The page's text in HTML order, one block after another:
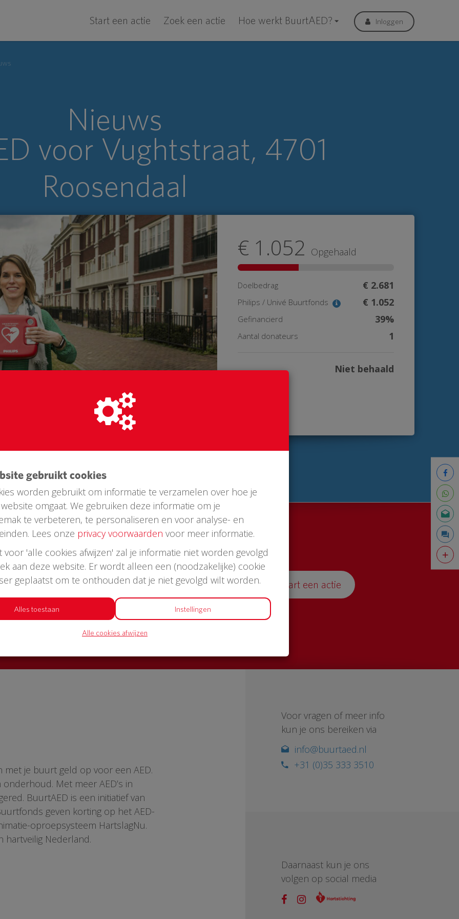
Start een actie Zoek een actie Hoe werkt BuurtAED? Inloggen
Nieuws
voor Vughtstraat, 4701
Roosendaal
€ 1.052 Opgehaald
Doelbedrag € 2.681
Philips / Univé Buurtfonds € 1.052
Gefinancierd 39%
Aantal donateurs 1
Niet behaald
in jouw straat?
een AED + buitenkast met korting
Start een actie
met je buurt geld op voor een AED.
Met meer AED’s in
BuurtAED is een initiatief van
geven korting op het AED-
oproepsysteem HartslagNu.
hartveilig Nederland.
Voor vragen of meer info
kun je ons bereiken via
info@buurtaed.nl
+31 (0)35 333 3510
Daarnaast kun je ons
volgen op social media
gebruikt cookies
worden gebruikt om informatie te verzamelen over hoe je
omgaat. We gebruiken deze informatie om je
te verbeteren, te personaliseren en voor analyse- en
Lees onze privacy voorwaarden voor meer informatie.
voor 'alle cookies afwijzen' zal je informatie niet worden gevolgd
aan deze website. Er wordt alleen een (noodzakelijke) cookie
geplaatst om te onthouden dat je niet gevolgd wilt worden.
Alles toestaan Instellingen
Alle cookies afwijzen